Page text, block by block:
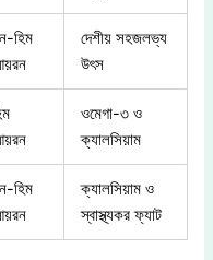
হিম
দেশীয় সহজলভ্য
উৎস
ওমেগা-৩ ও
ক্যালসিয়াম
হিম
ক্যালসিয়াম ও
স্বাস্থ্যকর ফ্যাট